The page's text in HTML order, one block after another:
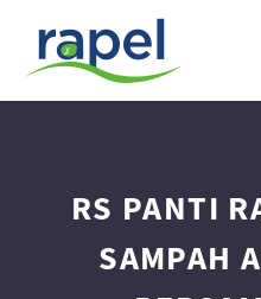
RS PANTI
SAMPAH